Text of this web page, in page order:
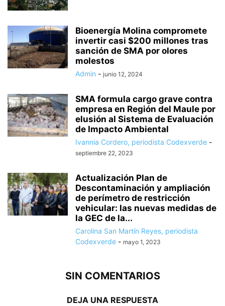
Bioenergía Molina compromete
invertir casi $200 millones tras
sanción de SMA por olores
molestos
Admin - junio 12, 2024
SMA formula cargo grave contra
empresa en Región del Maule por
elusión al Sistema de Evaluación
de Impacto Ambiental
Ivannia Cordero, periodista Codexverde -
septiembre 22, 2023
Actualización Plan de
Descontaminación y ampliación
de perímetro de restricción
vehicular: las nuevas medidas de
la GEC de la...
Carolina San Martín Reyes, periodista
Codexverde - mayo 1, 2023
SIN COMENTARIOS
DEJA UNA RESPUESTA